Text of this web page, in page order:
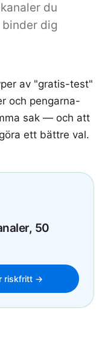
du
dig
av "gratis-test"
och pengarna-
sak — och att
ett bättre val.
50
riskfritt →